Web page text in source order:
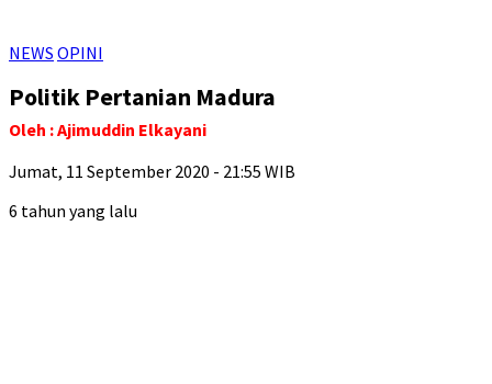
NEWS OPINI
Politik Pertanian Madura
Oleh : Ajimuddin Elkayani
Jumat, 11 September 2020 - 21:55 WIB
6 tahun yang lalu